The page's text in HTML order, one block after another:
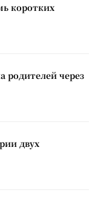
коротких
через
двух